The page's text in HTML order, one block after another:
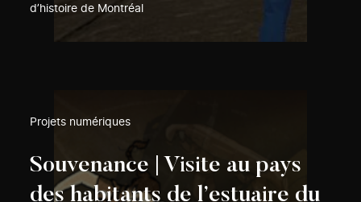
d’histoire de Montréal
Projets numériques
Souvenance | Visite au pays
des habitants de l’estuaire du